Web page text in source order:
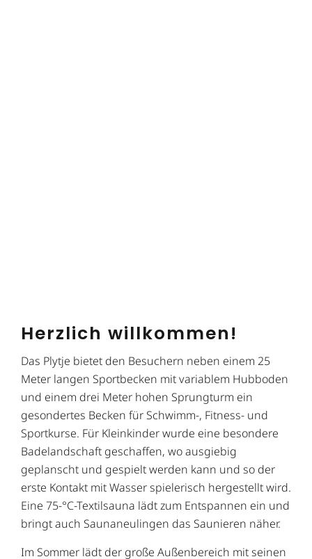
Herzlich willkommen!
Das Plytje bietet den Besuchern neben einem 25
Meter langen Sportbecken mit variablem Hubboden
und einem drei Meter hohen Sprungturm ein
gesondertes Becken für Schwimm-, Fitness- und
Sportkurse. Für Kleinkinder wurde eine besondere
Badelandschaft geschaffen, wo ausgiebig
geplanscht und gespielt werden kann und so der
erste Kontakt mit Wasser spielerisch hergestellt wird.
Eine 75-°C-Textilsauna lädt zum Entspannen ein und
bringt auch Saunaneulingen das Saunieren näher.
Im Sommer lädt der große Außenbereich mit seinen